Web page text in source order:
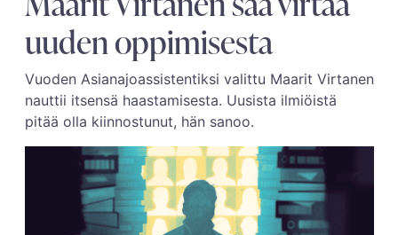
uuden oppimisesta
Vuoden Asianajoassistentiksi valittu Maarit Virtanen
nauttii itsensä haastamisesta. Uusista ilmiöistä
pitää olla kiinnostunut, hän sanoo.